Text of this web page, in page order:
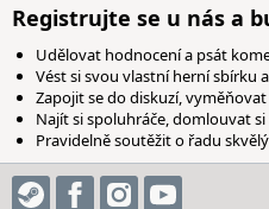
Registrujte se u nás a
Udělovat hodnocení a psát
Vést si svou vlastní herní sbírku
Zapojit se do diskuzí,
Najít si spoluhráče, domlouvat
Pravidelně soutěžit o řadu